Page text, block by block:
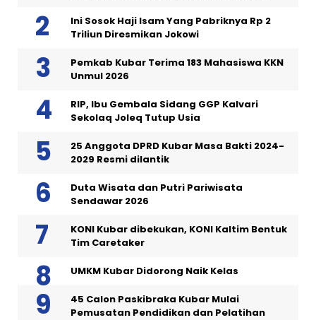
Ini Sosok Haji Isam Yang Pabriknya Rp 2
Triliun Diresmikan Jokowi
Pemkab Kubar Terima 183 Mahasiswa KKN
Unmul 2026
RIP, Ibu Gembala Sidang GGP Kalvari
Sekolaq Joleq Tutup Usia
25 Anggota DPRD Kubar Masa Bakti 2024-
2029 Resmi dilantik
Duta Wisata dan Putri Pariwisata
Sendawar 2026
KONI Kubar dibekukan, KONI Kaltim Bentuk
Tim Caretaker
UMKM Kubar Didorong Naik Kelas
45 Calon Paskibraka Kubar Mulai
Pemusatan Pendidikan dan Pelatihan